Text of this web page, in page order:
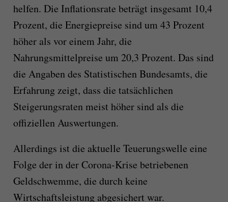
helfen. Die Inflationsrate beträgt insgesamt 10,4
Prozent, die Energiepreise sind um 43 Prozent
höher als vor einem Jahr, die
Nahrungsmittelpreise um 20,3 Prozent. Das sind
die Angaben des Statistischen Bundesamts, die
Erfahrung zeigt, dass die tatsächlichen
Steigerungsraten meist höher sind als die
offiziellen Auswertungen.
Allerdings ist die aktuelle Teuerungswelle eine
Folge der in der Corona-Krise betriebenen
Geldschwemme, die durch keine
Wirtschaftsleistung abgesichert war.